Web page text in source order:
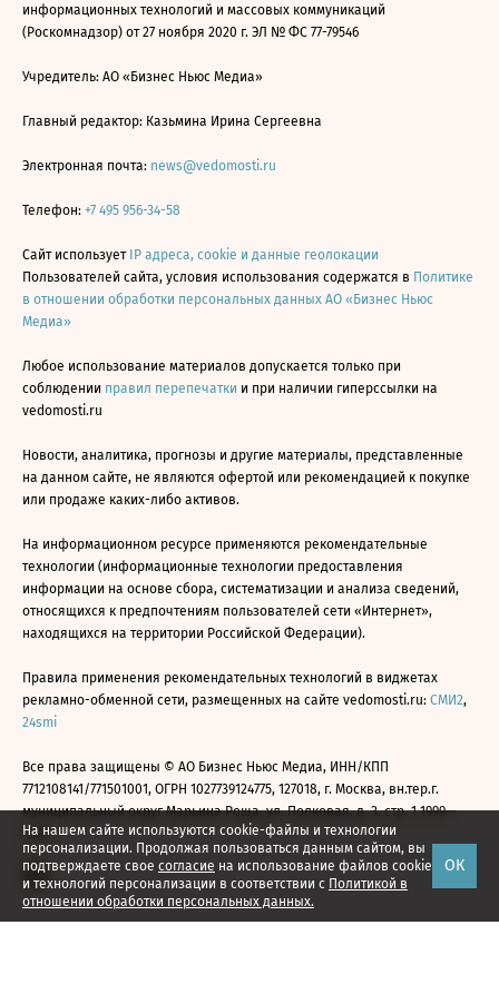
На нашем сайте используются cookie-файлы и технологии
персонализации. Продолжая пользоваться данным сайтом, вы
подтверждаете свое согласие на использование файлов cookie
и технологий персонализации в соответствии с Политикой в
отношении обработки персональных данных.
ОК
информационных технологий и массовых коммуникаций
(Роскомнадзор) от 27 ноября 2020 г. ЭЛ № ФС 77-79546
Учредитель: АО «Бизнес Ньюс Медиа»
Главный редактор: Казьмина Ирина Сергеевна
Электронная почта: news@vedomosti.ru
Телефон: +7 495 956-34-58
Сайт использует IP адреса, cookie и данные геолокации
Пользователей сайта, условия использования содержатся в Политике
в отношении обработки персональных данных АО «Бизнес Ньюс
Медиа»
Любое использование материалов допускается только при
соблюдении правил перепечатки и при наличии гиперссылки на
vedomosti.ru
Новости, аналитика, прогнозы и другие материалы, представленные
на данном сайте, не являются офертой или рекомендацией к покупке
или продаже каких-либо активов.
На информационном ресурсе применяются рекомендательные
технологии (информационные технологии предоставления
информации на основе сбора, систематизации и анализа сведений,
относящихся к предпочтениям пользователей сети «Интернет»,
находящихся на территории Российской Федерации).
Правила применения рекомендательных технологий в виджетах
рекламно-обменной сети, размещенных на сайте vedomosti.ru: СМИ2,
24smi
Все права защищены © АО Бизнес Ньюс Медиа, ИНН/КПП
7712108141/771501001, ОГРН 1027739124775, 127018, г. Москва, вн.тер.г.
муниципальный округ Марьина Роща, ул. Полковая, д. 3, стр. 1 1999—
2026